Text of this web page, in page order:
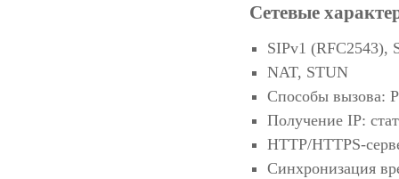
Сетевые
SIPv1 (RFC2543),
NAT, STUN
Способы вызова:
Получение IP:
HTTP/HTTPS-
Синхронизация